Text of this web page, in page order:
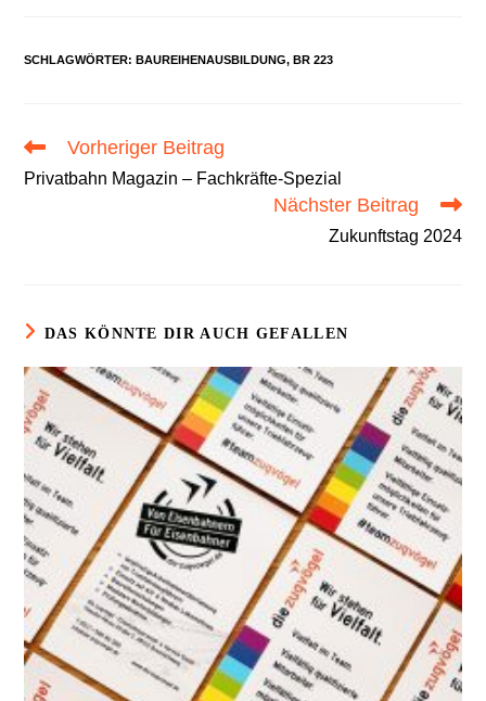
SCHLAGWÖRTER:BAUREIHENAUSBILDUNG, BR 223
Weitere
ansehen
Vorheriger Beitrag
Privatbahn Magazin – Fachkräfte-Spezial
Nächster Beitrag
Zukunftstag 2024
DAS KÖNNTE DIR AUCH GEFALLEN